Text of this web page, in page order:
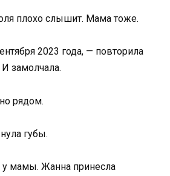
плохо слышит. Мама тоже.
2023 года, — повторила
замолчала.
рядом.
губы.
мамы. Жанна принесла